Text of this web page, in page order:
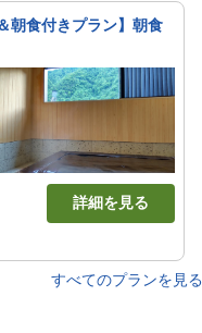
朝食付きプラン】朝食
詳細を見る
すべてのプランを見る